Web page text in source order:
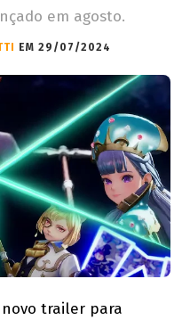
em agosto.
EM 29/07/2024
novo trailer para